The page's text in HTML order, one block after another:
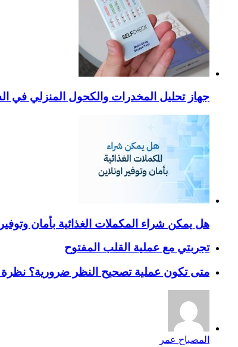
جهاز تحليل المخدرات والكحول المنزلي في
هل يمكن شراء المكملات الغذائية بأمان وتوفير
تجربتي مع عملية القلب المفتوح
متى تكون عملية تصحيح النظر ضرورية؟ نظرة
المصباح عمر